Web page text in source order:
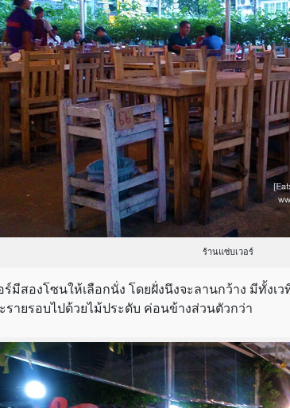
ร้านแซ่บเวอร์
ร์มีสองโซนให้เลือกนั่ง โดยฝั่งนึงจะลานกว้าง มีทั้งเ
รายรอบไปด้วยไม้ประดับ ค่อนข้างส่วนตัวกว่า